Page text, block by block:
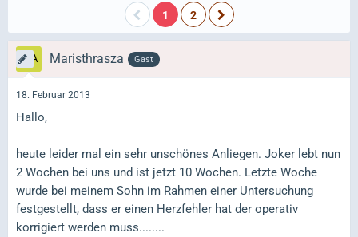
1 2
Maristhrasza Gast
18. Februar 2013
Hallo,
heute leider mal ein sehr unschönes Anliegen. Joker lebt nun
2 Wochen bei uns und ist jetzt 10 Wochen. Letzte Woche
wurde bei meinem Sohn im Rahmen einer Untersuchung
festgestellt, dass er einen Herzfehler hat der operativ
korrigiert werden muss........